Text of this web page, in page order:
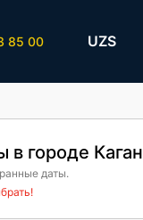
85 00 UZS
в городе Каган
даты.